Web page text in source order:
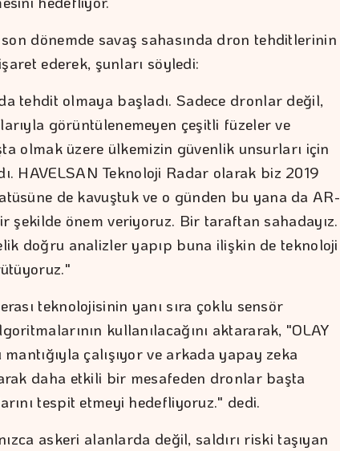
dönemde savaş sahasında dron tehditlerinin
ederek, şunları söyledi:
tehdit olmaya başladı. Sadece dronlar değil,
görüntülenemeyen çeşitli füzeler ve
olmak üzere ülkemizin güvenlik unsurları için
HAVELSAN Teknoloji Radar olarak biz 2019
de kavuştuk ve o günden bu yana da AR-
şekilde önem veriyoruz. Bir taraftan sahadayız.
doğru analizler yapıp buna ilişkin de teknoloji
teknolojisinin yanı sıra çoklu sensör
kullanılacağını aktararak, "OLAY
çalışıyor ve arkada yapay zeka
daha etkili bir mesafeden dronlar başta
tespit etmeyi hedefliyoruz." dedi.
askeri alanlarda değil, saldırı riski taşıyan